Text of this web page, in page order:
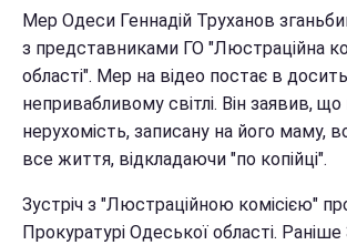
Мер Одеси Геннадій Труханов
з представниками ГО "Люстраційна
області". Мер на відео постає в досить
непривабливому світлі. Він заявив,
нерухомість, записану на його маму,
все життя, відкладаючи "по копійці".
Зустріч з "Люстраційною комісією"
Прокуратурі Одеської області. Раніше